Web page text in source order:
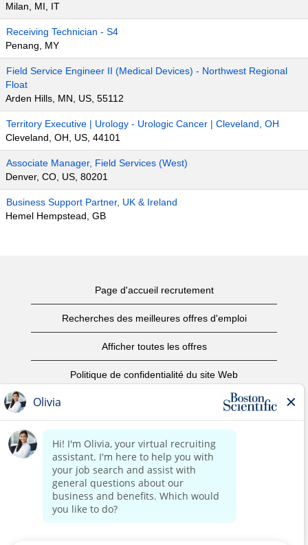
Milan, MI, IT
Receiving Technician - S4
Penang, MY
Field Service Engineer II (Medical Devices) - Northwest Regional
Float
Arden Hills, MN, US, 55112
Territory Executive | Urology - Urologic Cancer | Cleveland, OH
Cleveland, OH, US, 44101
Associate Manager, Field Services (West)
Denver, CO, US, 80201
Business Support Partner, UK & Ireland
Hemel Hempstead, GB
Page d'accueil recrutement
Recherches des meilleures offres d'emploi
Afficher toutes les offres
Politique de confidentialité du site Web
Avis de droits d’auteur
Nous contacter
Page d'accueil du site de l'entreprise